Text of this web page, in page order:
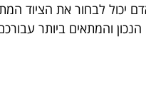
יכול לבחור את הציוד
והמתאים ביותר